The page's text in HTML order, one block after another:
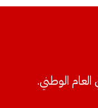
الوطني.